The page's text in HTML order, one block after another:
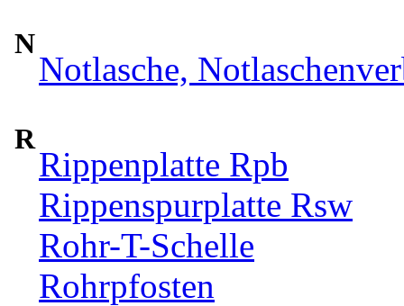
N
Notlasche,
R
Rippenplatte Rpb
Rippenspurplatte Rsw
Rohr-T-Schelle
Rohrpfosten